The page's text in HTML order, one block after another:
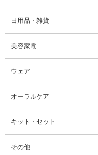
洗顔グッズ
ブラシ・チップ
ツィザー・毛抜き
カミソリ
ファンデーション・パウダーケー
ス
ミラー・鏡
マッサージ・ボディケアグッズ
かかと・角質ケアグッズ
絆創膏
ヘア・ヘアケアグッズ全て
ヘアゴム
ヘアバンド
ヘッドマッサージブラシ
日用品・雑貨
日用品・雑貨全て
柔軟剤
ルームフレグランス・ディフュー
ザー
アロマキャンドル
消臭剤・芳香剤
美容家電
美容家電全て
ボディケア美容家電
その他美容家電
ウェア
ウェア全て
レッグウェア
オーラルケア
オーラルケア全て
歯ブラシ
キット・セット
キット・セット全て
その他